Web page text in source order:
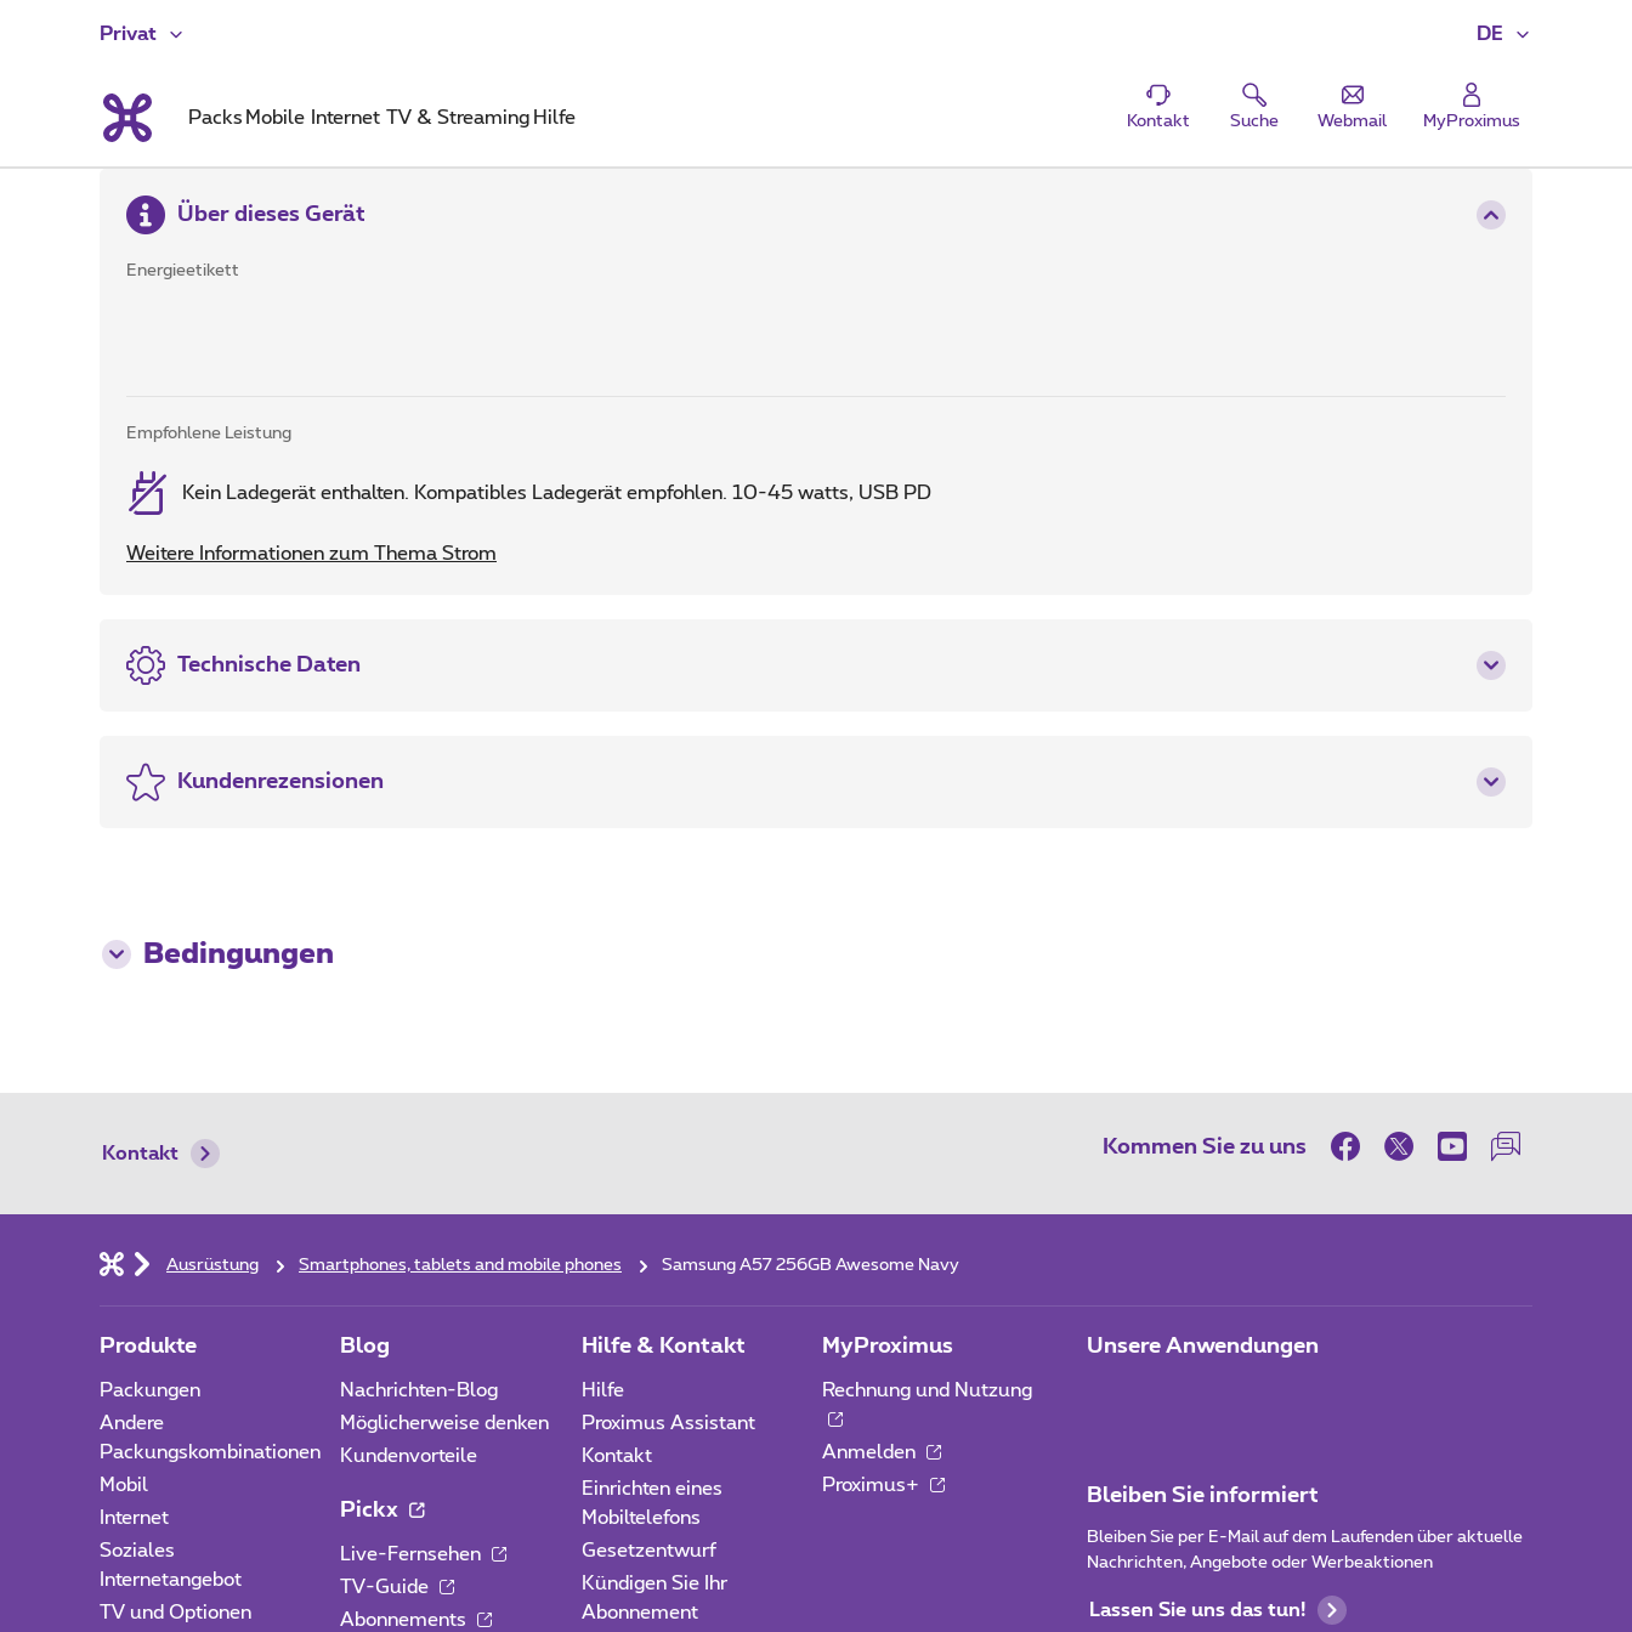
DE
Privat
Packs Mobile Internet TV & Streaming Hilfe Kontakt Suche Webmail MyProximus
Über dieses Gerät
Energieetikett
Empfohlene Leistung
Kein Ladegerät enthalten. Kompatibles Ladegerät empfohlen. 10-45 watts, USB PD
Weitere Informationen zum Thema Strom
Technische Daten
Kundenrezensionen
Bedingungen
Kontakt Kommen Sie zu uns
Ausrüstung Smartphones, tablets and mobile phones Samsung A57 256GB Awesome Navy
Produkte
Packungen
Andere
Packungskombinationen
Mobil
Internet
Soziales
Internetangebot
TV und Optionen
Blog
Nachrichten-Blog
Möglicherweise denken
Kundenvorteile
Pickx
Live-Fernsehen
TV-Guide
Abonnements
Hilfe & Kontakt
Hilfe
Proximus Assistant
Kontakt
Einrichten eines
Mobiltelefons
Gesetzentwurf
Kündigen Sie Ihr
Abonnement
MyProximus
Rechnung und Nutzung
Anmelden
Proximus+
Unsere Anwendungen
Bleiben Sie informiert
Bleiben Sie per E-Mail auf dem Laufenden über aktuelle
Nachrichten, Angebote oder Werbeaktionen
Lassen Sie uns das tun!